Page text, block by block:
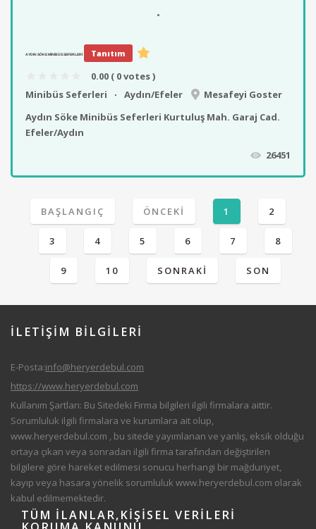
AYDIN SÖKE MINIBÜS SEFERLERI Tanıtım
0.00 ( 0 votes )
Minibüs Seferleri
Aydın/Efeler
Mesafeyi Goster
Aydın Söke Minibüs Seferleri Kurtuluş Mah. Garaj Cad.
Efeler/Aydın
26451
BAŞLANGIÇ ÖNCEKI 1 2
3 4 5 6 7 8
9 10 SONRAKI SON
İLETİŞİM BİLGILERİ
E-Posta:info@heryerdebul.com
https://www.heryerdebul.com
Kullanım Şartları: Bu Sitedeki Firma bilgileri ilgili firmalara aittir.
Sorumluluk ilgili firmalara ve kurumlara ait olup,
www.heryerdebul.com , bu sitede yayımlanan ve yanlış, eksik olduğu
ortaya çıkan veya sonradan ilgili firma tarafından değiştirilen
bilgilere göre hareket edilmesi sonucu herhangi bir mağduriyet,
kayıp veya hasara yönelik sorumluluk www.heryerdebul.com olarak
kabul edilmemektedir.
TÜM İLANLAR,KIŞISEL VERILERI